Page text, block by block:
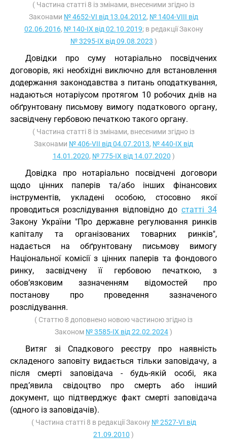
( Частина статті 8 із змінами, внесеними згідно із
Законами № 4652-VI від 13.04.2012, № 1404-VIII від
02.06.2016, № 140-IX від 02.10.2019; в редакції Закону
№ 3295-IX від 09.08.2023 )
Довідки про суму нотаріально посвідчених
договорів, які необхідні виключно для встановлення
додержання законодавства з питань оподаткування,
надаються нотаріусом протягом 10 робочих днів на
обґрунтовану письмову вимогу податкового органу,
засвідчену гербовою печаткою такого органу.
( Частина статті 8 із змінами, внесеними згідно із
Законами № 406-VII від 04.07.2013, № 440-IX від
14.01.2020, № 775-IX від 14.07.2020 )
Довідка про нотаріально посвідчені договори
щодо цінних паперів та/або інших фінансових
інструментів, укладені особою, стосовно якої
проводиться розслідування відповідно до статті 34
Закону України "Про державне регулювання ринків
капіталу та організованих товарних ринків",
надається на обґрунтовану письмову вимогу
Національної комісії з цінних паперів та фондового
ринку, засвідчену її гербовою печаткою, з
обов’язковим зазначенням відомостей про
постанову про проведення зазначеного
розслідування.
( Статтю 8 доповнено новою частиною згідно із
Законом № 3585-IX від 22.02.2024)
Витяг зі Спадкового реєстру про наявність
складеного заповіту видається тільки заповідачу, а
після смерті заповідача - будь-якій особі, яка
пред’явила свідоцтво про смерть або інший
документ, що підтверджує факт смерті заповідача
(одного із заповідачів).
( Частина статті 8 в редакції Закону № 2527-VI від
21.09.2010 )